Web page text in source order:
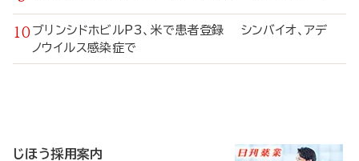
ブリンシドホビルP3、米で患者登録 シンバイオ、アデ
ノウイルス感染症で
じほう採用案内